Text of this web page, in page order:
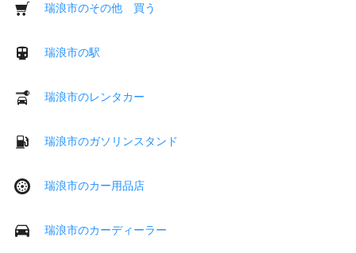
瑞浪市のその他 買う
瑞浪市の駅
瑞浪市のレンタカー
瑞浪市のガソリンスタンド
瑞浪市のカー用品店
瑞浪市のカーディーラー